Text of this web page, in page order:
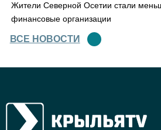
Жители Северной Осетии стали
финансовые организации
ВСЕ НОВОСТИ